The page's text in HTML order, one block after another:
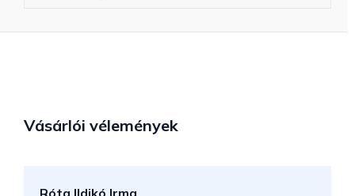
Vásárlói vélemények
Róta Ildikó Irma